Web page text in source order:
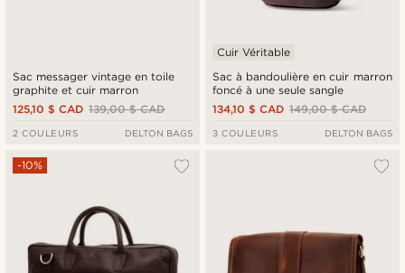
Sac messager vintage en toile
graphite et cuir marron
139,00 $ CAD
125,10 $ CAD
2 COULEURS DELTON BAGS
Sac à bandoulière en cuir marron
foncé à une seule sangle
Cuir Véritable
149,00 $ CAD
134,10 $ CAD
3 COULEURS DELTON BAGS
-10%